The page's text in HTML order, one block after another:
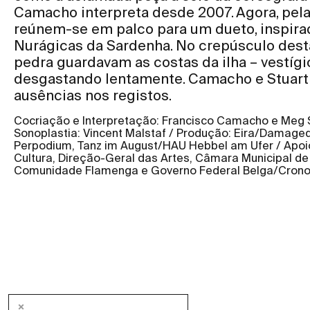
Camacho interpreta desde 2007. Agora,
reúnem-se em palco para um dueto,
Nurágicas da Sardenha. No crepúsculo
pedra guardavam as costas da ilha –
desgastando lentamente. Camacho e
ausências nos registos.
Cocriação e Interpretação: Francisco Camacho e
Sonoplastia: Vincent Malstaf / Produção: Eira/
Perpodium, Tanz im August/HAU Hebbel am Ufer /
Cultura, Direção-Geral das Artes, Câmara Municipal
Comunidade Flamenga e Governo Federal Belga/